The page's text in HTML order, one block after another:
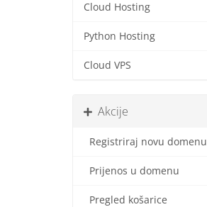
Cloud Hosting
Python Hosting
Cloud VPS
Akcije
Registriraj novu domenu
Prijenos u domenu
Pregled košarice